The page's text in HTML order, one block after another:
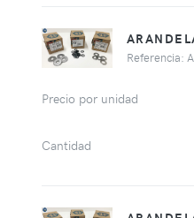
Referencia:
Precio por unidad
Cantidad